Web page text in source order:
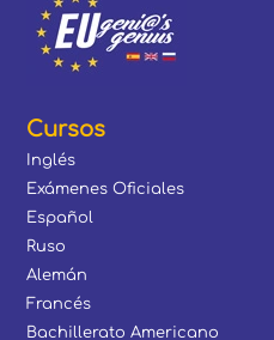
Cursos
Inglés
Exámenes Oficiales
Español
Ruso
Alemán
Francés
Bachillerato Americano